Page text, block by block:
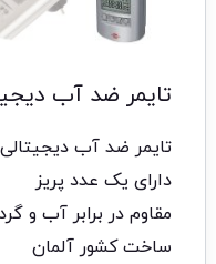
تایمر ضد آب
تایمر ضد آب دیجیتالی
دارای یک عدد پریز
مقاوم در برابر آب و
ساخت کشور آلمان